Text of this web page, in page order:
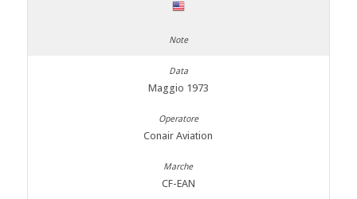
Maggio 1973
Conair Aviation
CF-EAN